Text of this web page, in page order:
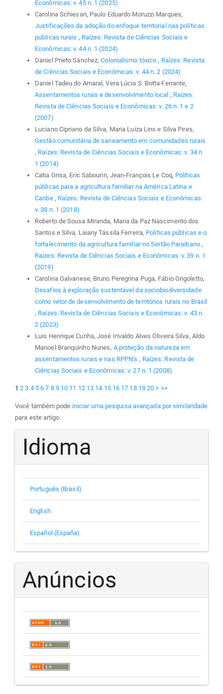
Econômicas: v. 45 n. 1 (2025)
Carolina Schiesari, Paulo Eduardo Moruzzi Marques,
Justificações da adoção do enfoque territorial nas políticas
públicas rurais , Raízes: Revista de Ciências Sociais e
Econômicas: v. 44 n. 1 (2024)
Daniel Prieto Sánchez,Colonialismo tóxico, Raízes: Revista
de Ciências Sociais e Econômicas: v. 44 n. 2 (2024)
Daniel Tadeu do Amaral, Vera Lúcia S. Botta Ferrante,
Assentamentos rurais e desenvolvimento local , Raízes:
Revista de Ciências Sociais e Econômicas: v. 26 n. 1 e 2
(2007)
Luciano Cipriano da Silva, Maria Luiza Lins e Silva Pires,
Gestão comunitária de saneamento em comunidades rurais
, Raízes: Revista de Ciências Sociais e Econômicas: v. 34 n.
1 (2014)
Catia Grisa, Eric Sabourin, Jean-François Le Coq, Políticas
públicas para a agricultura familiar na América Latina e
Caribe , Raízes: Revista de Ciências Sociais e Econômicas:
v. 38 n. 1 (2018)
Roberto de Sousa Miranda, Maria da Paz Nascimento dos
Santos e Silva, Laiany Tássila Ferreira, Políticas públicas e o
fortalecimento da agricultura familiar no Sertão Paraibano ,
Raízes: Revista de Ciências Sociais e Econômicas: v. 39 n. 1
(2019)
Carolina Galvanese, Bruno Peregrina Puga, Fábio Grigoletto,
Desafios à exploração sustentável da sociobiodiversidade
como vetor de desenvolvimento de territórios rurais no Brasil
, Raízes: Revista de Ciências Sociais e Econômicas: v. 43 n.
2 (2023)
Luis Henrique Cunha, José Irivaldo Alves Oliveira Silva, Aldo
Manoel Branquinho Nunes, A proteção da natureza em
assentamentos rurais e nas RPPN’s, Raízes: Revista de
Ciências Sociais e Econômicas: v. 27 n. 1 (2008)
1 2 3 4 5 6 7 8 9 10 11 12 13 14 15 16 17 18 19 20 > >>
Você também pode iniciar uma pesquisa avançada por similaridade
para este artigo.
Idioma
Português (Brasil)
English
Español (España)
Anúncios